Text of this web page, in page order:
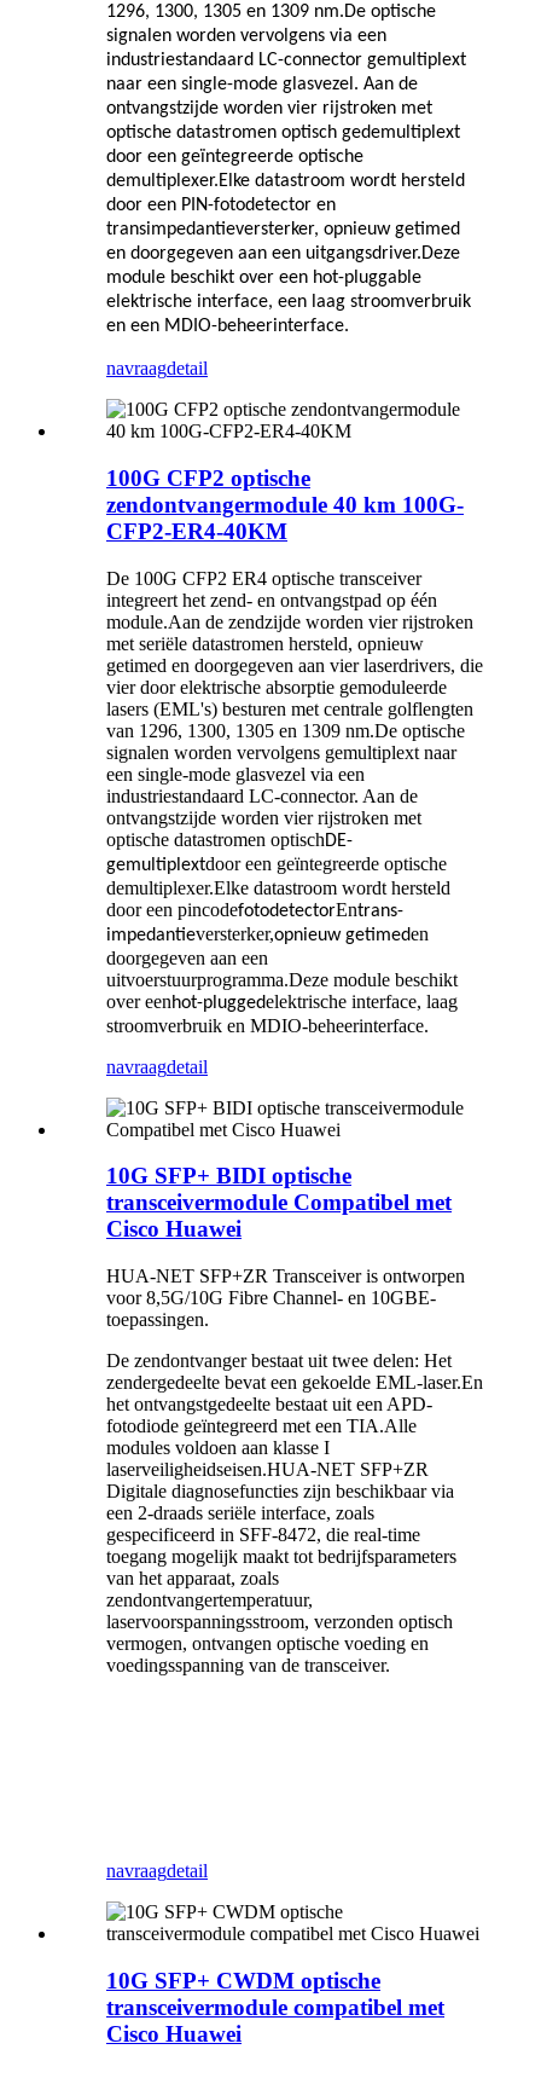
1296, 1300, 1305 en 1309 nm.De optische
signalen worden vervolgens via een
industriestandaard LC-connector gemultiplext
naar een single-mode glasvezel. Aan de
ontvangstzijde worden vier rijstroken met
optische datastromen optisch gedemultiplext
door een geïntegreerde optische
demultiplexer.Elke datastroom wordt hersteld
door een PIN-fotodetector en
transimpedantieversterker, opnieuw getimed
en doorgegeven aan een uitgangsdriver.Deze
module beschikt over een hot-pluggable
elektrische interface, een laag stroomverbruik
en een MDIO-beheerinterface.
navraagdetail
100G CFP2 optische
zendontvangermodule 40 km 100G-
CFP2-ER4-40KM
De 100G CFP2 ER4 optische transceiver
integreert het zend- en ontvangstpad op één
module.Aan de zendzijde worden vier rijstroken
met seriële datastromen hersteld, opnieuw
getimed en doorgegeven aan vier laserdrivers, die
vier door elektrische absorptie gemoduleerde
lasers (EML's) besturen met centrale golflengten
van 1296, 1300, 1305 en 1309 nm.De optische
signalen worden vervolgens gemultiplext naar
een single-mode glasvezel via een
industriestandaard LC-connector. Aan de
ontvangstzijde worden vier rijstroken met
optische datastromen optischDE-
gemultiplextdoor een geïntegreerde optische
demultiplexer.Elke datastroom wordt hersteld
door een pincodefotodetectorEntrans-
impedantieversterker,opnieuw getimeden
doorgegeven aan een
uitvoerstuurprogramma.Deze module beschikt
over eenhot-pluggedelektrische interface, laag
stroomverbruik en MDIO-beheerinterface.
navraagdetail
10G SFP+ BIDI optische
transceivermodule Compatibel met
Cisco Huawei
HUA-NET SFP+ZR Transceiver is ontworpen
voor 8,5G/10G Fibre Channel- en 10GBE-
toepassingen.
De zendontvanger bestaat uit twee delen: Het
zendergedeelte bevat een gekoelde EML-laser.En
het ontvangstgedeelte bestaat uit een APD-
fotodiode geïntegreerd met een TIA.Alle
modules voldoen aan klasse I
laserveiligheidseisen.HUA-NET SFP+ZR
Digitale diagnosefuncties zijn beschikbaar via
een 2-draads seriële interface, zoals
gespecificeerd in SFF-8472, die real-time
toegang mogelijk maakt tot bedrijfsparameters
van het apparaat, zoals
zendontvangertemperatuur,
laservoorspanningsstroom, verzonden optisch
vermogen, ontvangen optische voeding en
voedingsspanning van de transceiver.
navraagdetail
10G SFP+ CWDM optische
transceivermodule compatibel met
Cisco Huawei